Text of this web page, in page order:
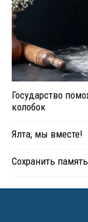
Государство
колобок
Ялта, мы вместе!
Сохранить